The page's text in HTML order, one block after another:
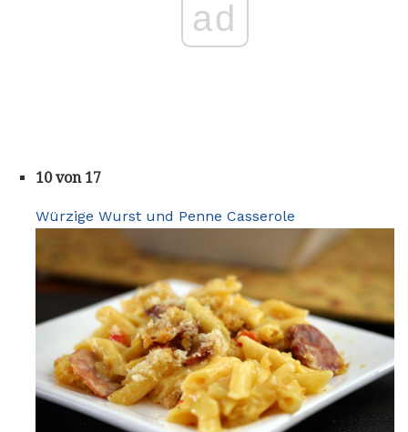
ad
10 von 17
Würzige Wurst und Penne Casserole